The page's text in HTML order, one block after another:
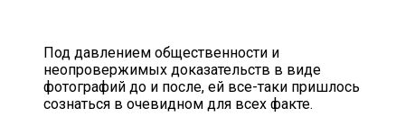
Под давлением общественности и
неопровержимых доказательств в виде
фотографий до и после, ей все-таки пришлось
сознаться в очевидном для всех факте.